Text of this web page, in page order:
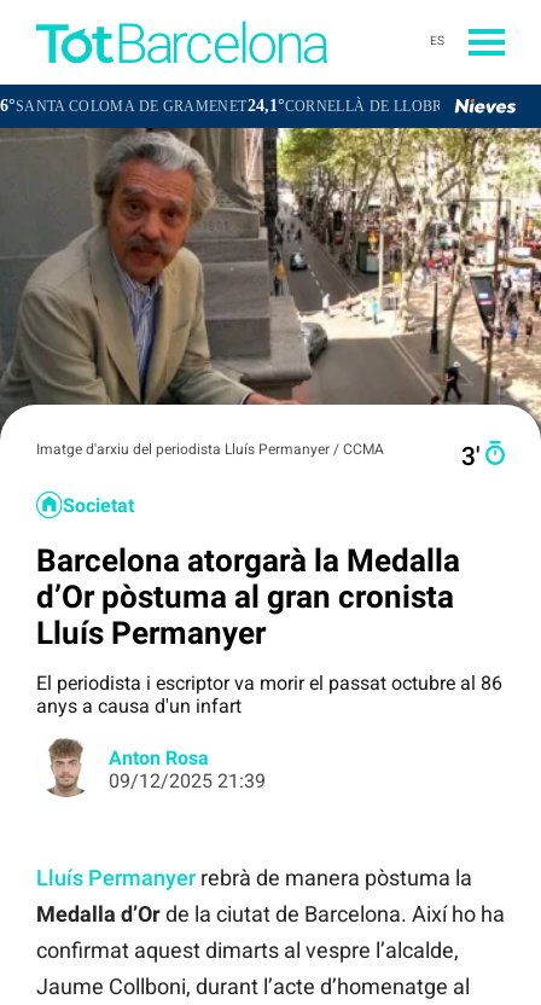
ES
COLOMA DE GRAMENET24,1°CORNELLÀ DE LLOBREGAT24,0°SANT BOI
Imatge d'arxiu del periodista Lluís Permanyer / CCMA 3′
Societat
Barcelona atorgarà la Medalla
d’Or pòstuma al gran cronista
Lluís Permanyer
El periodista i escriptor va morir el passat octubre al 86
anys a causa d'un infart
Anton Rosa
09/12/2025 21:39
Lluís Permanyer rebrà de manera pòstuma la
Medalla d’Orde la ciutat de Barcelona. Així ho ha
confirmat aquest dimarts al vespre l’alcalde,
Jaume Collboni, durant l’acte d’homenatge al